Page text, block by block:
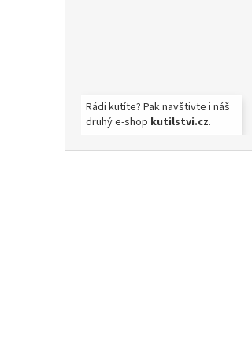
Rádi kutíte? Pak navštivte i náš
druhý e-shop kutilstvi.cz.